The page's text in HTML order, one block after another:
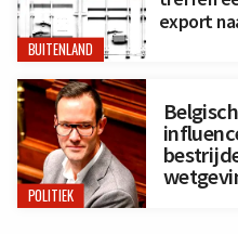
BUITENLAND
export
POLITIEK